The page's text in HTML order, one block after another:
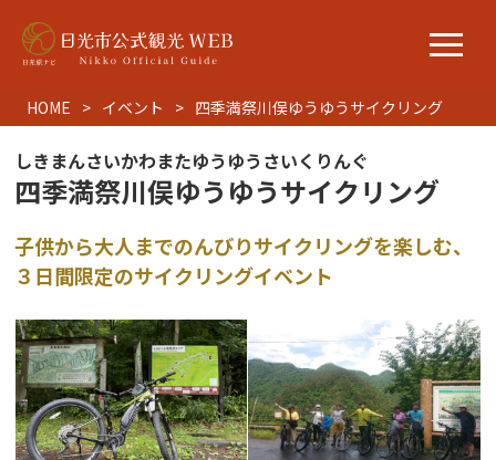
HOME イベント 四季満祭川俣ゆうゆうサイクリング
しきまんさいかわまたゆうゆうさいくりんぐ
四季満祭川俣ゆうゆうサイクリング
子供から大人までのんびりサイクリングを楽しむ、
３日間限定のサイクリングイベント